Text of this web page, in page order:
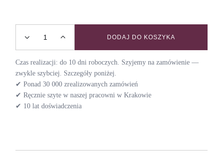
Smycz miejska SKY quantityDODAJ DO KOSZYKA
Czas realizacji: do 10 dni roboczych. Szyjemy na zamówienie —
zwykle szybciej. Szczegóły poniżej.
✔ Ponad 30 000 zrealizowanych zamówień
✔ Ręcznie szyte w naszej pracowni w Krakowie
✔ 10 lat doświadczenia